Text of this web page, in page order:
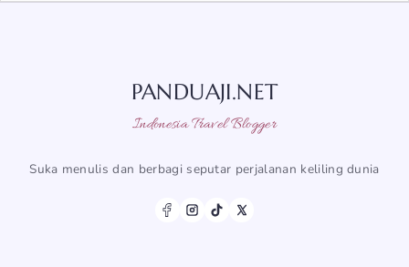
PANDUAJI.NET
Indonesia Travel Blogger
Suka menulis dan berbagi seputar perjalanan keliling dunia